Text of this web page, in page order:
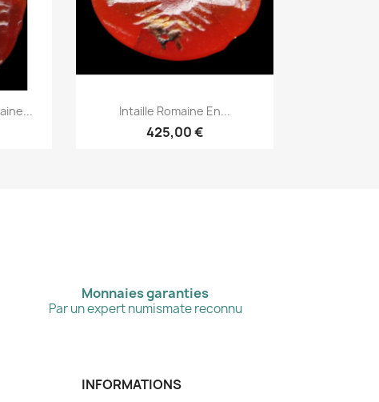
Aperçu rapide
Intaille Romaine En...
425,00 €
Monnaies garanties
Par un expert numismate reconnu
INFORMATIONS